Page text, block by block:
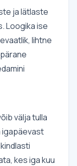
ja lätlaste
Loogika ise
lihtne
välja tulla
igapäevast
kes iga kuu